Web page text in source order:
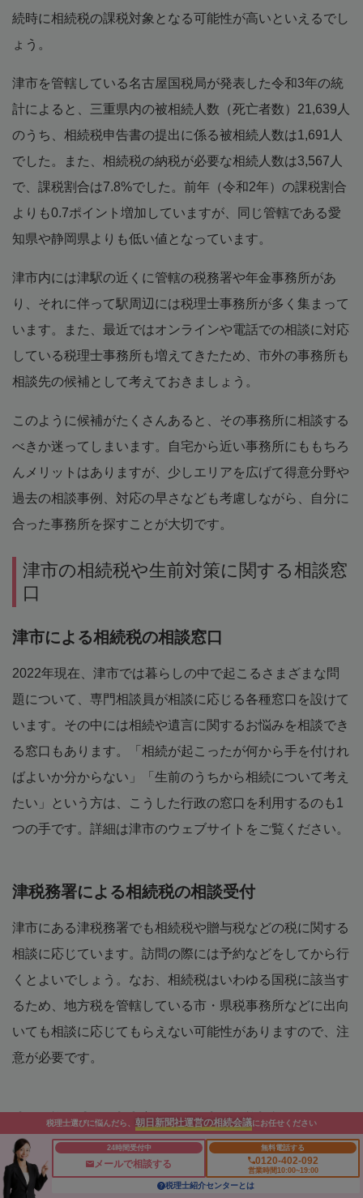
続時に相続税の課税対象となる可能性が高いといえるでし
ょう。
津市を管轄している名古屋国税局が発表した令和3年の統
計によると、三重県内の被相続人数（死亡者数）21,639人
のうち、相続税申告書の提出に係る被相続人数は1,691人
でした。また、相続税の納税が必要な相続人数は3,567人
で、課税割合は7.8%でした。前年（令和2年）の課税割合
よりも0.7ポイント増加していますが、同じ管轄である愛
知県や静岡県よりも低い値となっています。
津市内には津駅の近くに管轄の税務署や年金事務所があ
り、それに伴って駅周辺には税理士事務所が多く集まって
います。また、最近ではオンラインや電話での相談に対応
している税理士事務所も増えてきたため、市外の事務所も
相談先の候補として考えておきましょう。
このように候補がたくさんあると、その事務所に相談する
べきか迷ってしまいます。自宅から近い事務所にももちろ
んメリットはありますが、少しエリアを広げて得意分野や
過去の相談事例、対応の早さなども考慮しながら、自分に
合った事務所を探すことが大切です。
津市の相続税や生前対策に関する相談窓
口
津市による相続税の相談窓口
2022年現在、津市では暮らしの中で起こるさまざまな問
題について、専門相談員が相談に応じる各種窓口を設けて
います。その中には相続や遺言に関するお悩みを相談でき
る窓口もあります。「相続が起こったが何から手を付けれ
ばよいか分からない」「生前のうちから相続について考え
たい」という方は、こうした行政の窓口を利用するのも1
つの手です。詳細は津市のウェブサイトをご覧ください。
津税務署による相続税の相談受付
津市にある津税務署でも相続税や贈与税などの税に関する
相談に応じています。訪問の際には予約などをしてから行
くとよいでしょう。なお、相続税はいわゆる国税に該当す
るため、地方税を管轄している市・県税事務所などに出向
いても相談に応じてもらえない可能性がありますので、注
意が必要です。
東海税理士会津支部による相続税相談会
行政以外では、東海税理士会津支部でも税務相談を行って
います。相続税申告やそれに伴う書類作成に関するお悩み
税理士選びに悩んだら、 朝日新聞社運営の相続会議にお任せください
24時間受付中
メールで相談する
無料電話する
0120-402-092
営業時間10:00~19:00
税理士紹介センターとは